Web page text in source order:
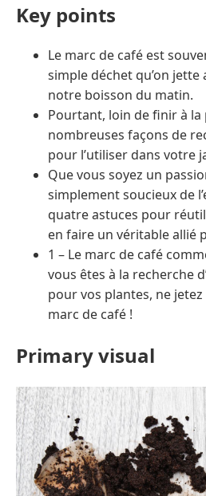
Key points
Le marc de café est
simple déchet qu’on
notre boisson du matin.
Pourtant, loin de finir à la
nombreuses façons de
pour l’utiliser dans votre
Que vous soyez un
simplement soucieux de
quatre astuces pour
en faire un véritable allié
1 – Le marc de café
vous êtes à la recherche
pour vos plantes, ne
marc de café !
Primary visual